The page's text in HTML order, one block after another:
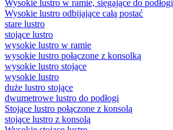
Wysokie lustro w ramie, sięgające do podłogi
Wysokie lustro odbijające całą postać
stare lustro
stojące lustro
wysokie lustro w ramie
wysokie lustro połączone z konsolką
wysokie lustro stojące
wysokie lustro
duże lustro stojące
dwumetrowe lustro do podłogi
Stojące lustro połączone z konsolą
stojące lustro z konsolą